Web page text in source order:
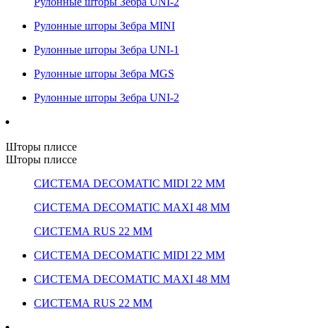
Рулонные шторы Зебра MINI
Рулонные шторы Зебра UNI-1
Рулонные шторы Зебра MGS
Рулонные шторы Зебра UNI-2
Шторы плиссе
Шторы плиссе
СИСТЕМА DECOMATIC MIDI 22 ММ
СИСТЕМА DECOMATIC MAXI 48 ММ
СИСТЕМА RUS 22 ММ
СИСТЕМА DECOMATIC MIDI 22 ММ
СИСТЕМА DECOMATIC MAXI 48 ММ
СИСТЕМА RUS 22 ММ